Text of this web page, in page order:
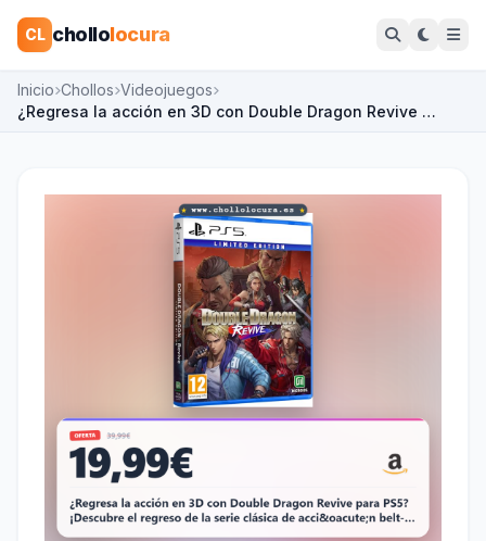
CL chollolocura
Inicio Chollos Videojuegos
¿Regresa la acción en 3D con Double Dragon Revive …